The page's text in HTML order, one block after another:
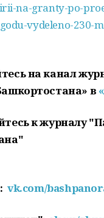
na-granty-po-
vydeleno-230-
на канал
в
к журналу
vk.com/